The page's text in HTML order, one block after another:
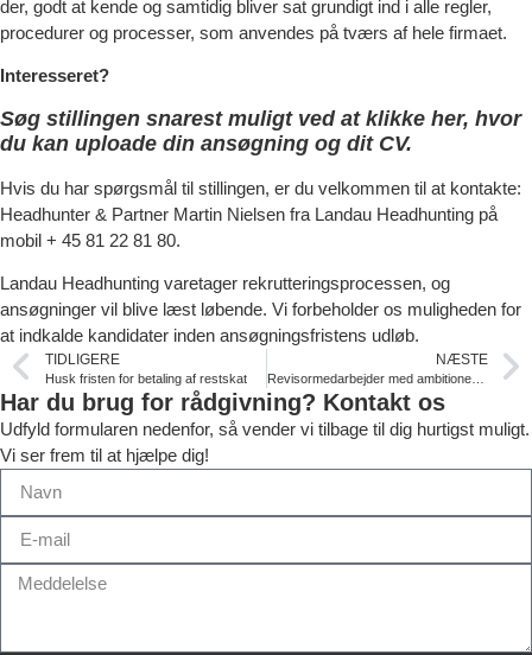
der, godt at kende og samtidig bliver sat grundigt ind i alle regler,
procedurer og processer, som anvendes på tværs af hele firmaet.
Interesseret?
Søg stillingen snarest muligt ved at klikke her, hvor
du kan uploade din ansøgning og dit CV.
Hvis du har spørgsmål til stillingen, er du velkommen til at kontakte:
Headhunter & Partner Martin Nielsen fra Landau Headhunting på
mobil + 45 81 22 81 80.
Landau Headhunting varetager rekrutteringsprocessen, og
ansøgninger vil blive læst løbende. Vi forbeholder os muligheden for
at indkalde kandidater inden ansøgningsfristens udløb.
TIDLIGERE
Husk fristen for betaling af restskat
NÆSTE
Revisormedarbejder med ambitioner om større ansvar og faglig udvikling
Har du brug for rådgivning? Kontakt os
Udfyld formularen nedenfor, så vender vi tilbage til dig hurtigst muligt.
Vi ser frem til at hjælpe dig!